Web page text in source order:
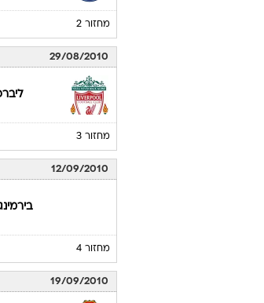
מחזור 2
29/08/2010
מחזור 3
12/09/2010
מחזור 4
19/09/2010